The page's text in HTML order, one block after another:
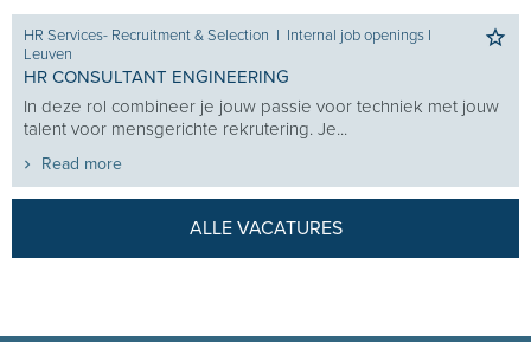
HR Services- Recruitment & Selection I Internal job openings I
Leuven
HR CONSULTANT ENGINEERING
In deze rol combineer je jouw passie voor techniek met jouw
talent voor mensgerichte rekrutering. Je...
Read more
ALLE VACATURES